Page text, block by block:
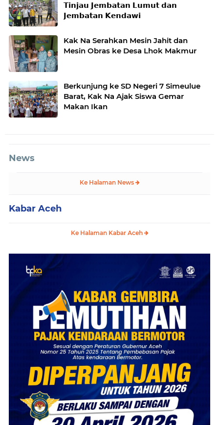
𝗧𝗶𝗻𝗷𝗮𝘂 𝗝𝗲𝗺𝗯𝗮𝘁𝗮𝗻 𝗟𝘂𝗺𝘂𝘁 𝗱𝗮𝗻
𝗝𝗲𝗺𝗯𝗮𝘁𝗮𝗻 𝗞𝗲𝗻𝗱𝗮𝘄𝗶
Kak Na Serahkan Mesin Jahit dan
Mesin Obras ke Desa Lhok Makmur
Berkunjung ke SD Negeri 7 Simeulue
Barat, Kak Na Ajak Siswa Gemar
Makan Ikan
News
Ke Halaman News
Kabar Aceh
Ke Halaman Kabar Aceh